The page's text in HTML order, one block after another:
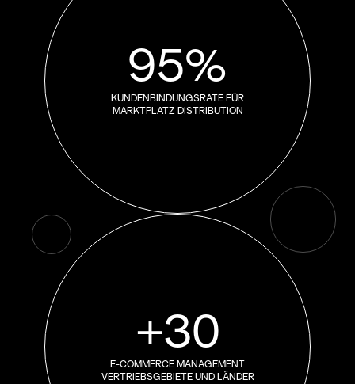
95%
KUNDENBINDUNGSRATE FÜR
MARKTPLATZ DISTRIBUTION
+30
E-COMMERCE MANAGEMENT
VERTRIEBSGEBIETE UND LÄNDER